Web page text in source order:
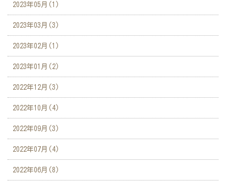
2023年05月(1)
2023年03月(3)
2023年02月(1)
2023年01月(2)
2022年12月(3)
2022年10月(4)
2022年09月(3)
2022年07月(4)
2022年06月(8)